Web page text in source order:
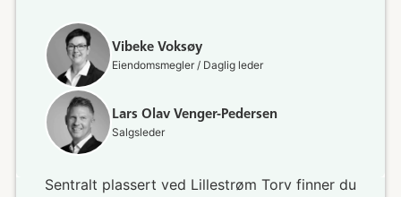
Vibeke Voksøy
Eiendomsmegler / Daglig leder
Lars Olav Venger-Pedersen
Salgsleder
Sentralt plassert ved Lillestrøm Torv finner du